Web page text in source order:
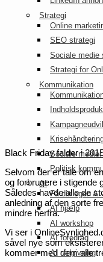
Strategi
Online
SEO strategi
Sociale medie
Strategi for
Kommunikation
Sociale
Politisk
AI
Få din egen
AI hjælp
AI workshop
AI foredrag
AI rådgivning
Black Friday falder i
Selvom der er tale om
og forbrugere i stigende
Således havde alle de
anledning af den sorte
mindre herfra.
Vi ser i
såvel nye som
kommer med dem alle